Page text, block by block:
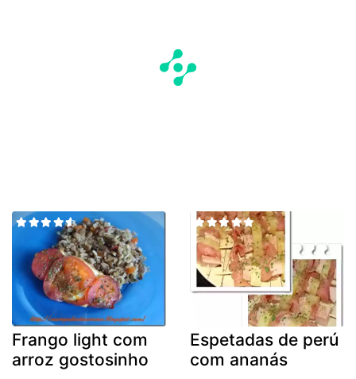
Frango light com
arroz gostosinho
Espetadas de perú
com ananás